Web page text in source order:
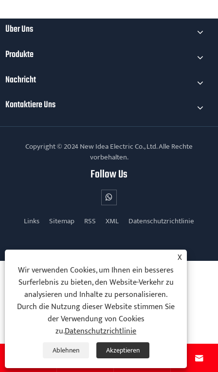
Über Uns
Produkte
Nachricht
Kontaktiere Uns
Copyright © 2024 New Idea Electric Co., Ltd. Alle Rechte
vorbehalten.
Follow Us
Links Sitemap RSS XML Datenschutzrichtlinie
 
X
Wir verwenden Cookies, um Ihnen ein besseres
Surferlebnis zu bieten, den Website-Verkehr zu
analysieren und Inhalte zu personalisieren.
Durch die Nutzung dieser Website stimmen Sie
der Verwendung von Cookies
zu.Datenschutzrichtlinie
Ablehnen Akzeptieren